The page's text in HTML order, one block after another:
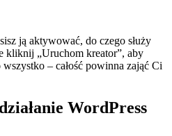
ją aktywować, do czego służy
kliknij „Uruchom kreator”, aby
– całość powinna zająć Ci
WordPress